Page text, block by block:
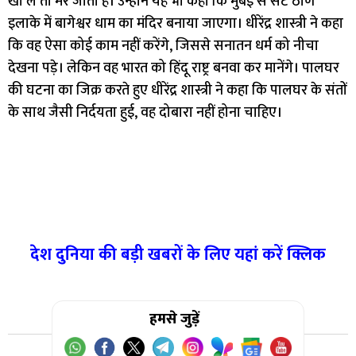
इलाके में बागेश्वर धाम का मंदिर बनाया जाएगा। धीरेंद्र शास्त्री ने कहा
कि वह ऐसा कोई काम नहीं करेंगे, जिससे सनातन धर्म को नीचा
देखना पड़े। लेकिन वह भारत को हिंदू राष्ट्र बनवा कर मानेंगे। पालघर
की घटना का जिक्र करते हुए धीरेंद्र शास्त्री ने कहा कि पालघर के संतों
के साथ जैसी निर्दयता हुई, वह दोबारा नहीं होना चाहिए।
देश दुनिया की बड़ी खबरों के लिए यहां करें क्लिक
हमसे जुड़ें